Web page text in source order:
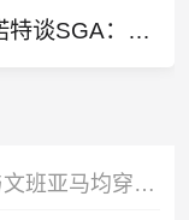
戴格诺特谈SGA：六年来始终如一 成功时脚踏实地挣扎时镇定专注
西决抢七针锋相对！亚历山大与文班亚马均穿黑色套装到场！